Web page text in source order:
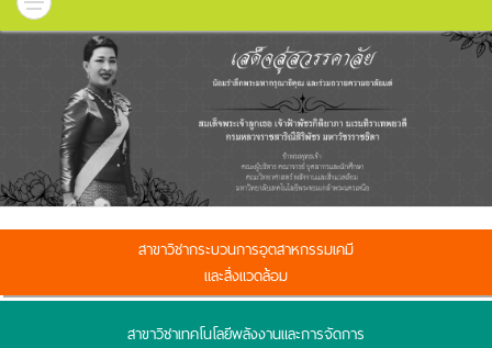
สาขาวิชากระบวนการอุตสาหกรรมเคมี
และสิ่งแวดล้อม
สาขาวิชาเทคโนโลยีพลังงานและการจัดการ